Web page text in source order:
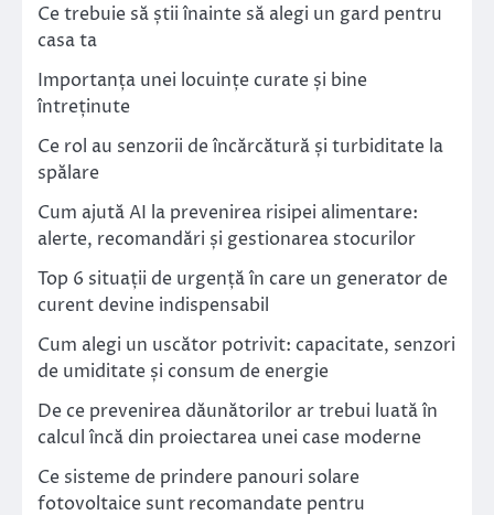
Ce trebuie să știi înainte să alegi un gard pentru
casa ta
Importanța unei locuințe curate și bine
întreținute
Ce rol au senzorii de încărcătură și turbiditate la
spălare
Cum ajută AI la prevenirea risipei alimentare:
alerte, recomandări și gestionarea stocurilor
Top 6 situații de urgență în care un generator de
curent devine indispensabil
Cum alegi un uscător potrivit: capacitate, senzori
de umiditate și consum de energie
De ce prevenirea dăunătorilor ar trebui luată în
calcul încă din proiectarea unei case moderne
Ce sisteme de prindere panouri solare
fotovoltaice sunt recomandate pentru